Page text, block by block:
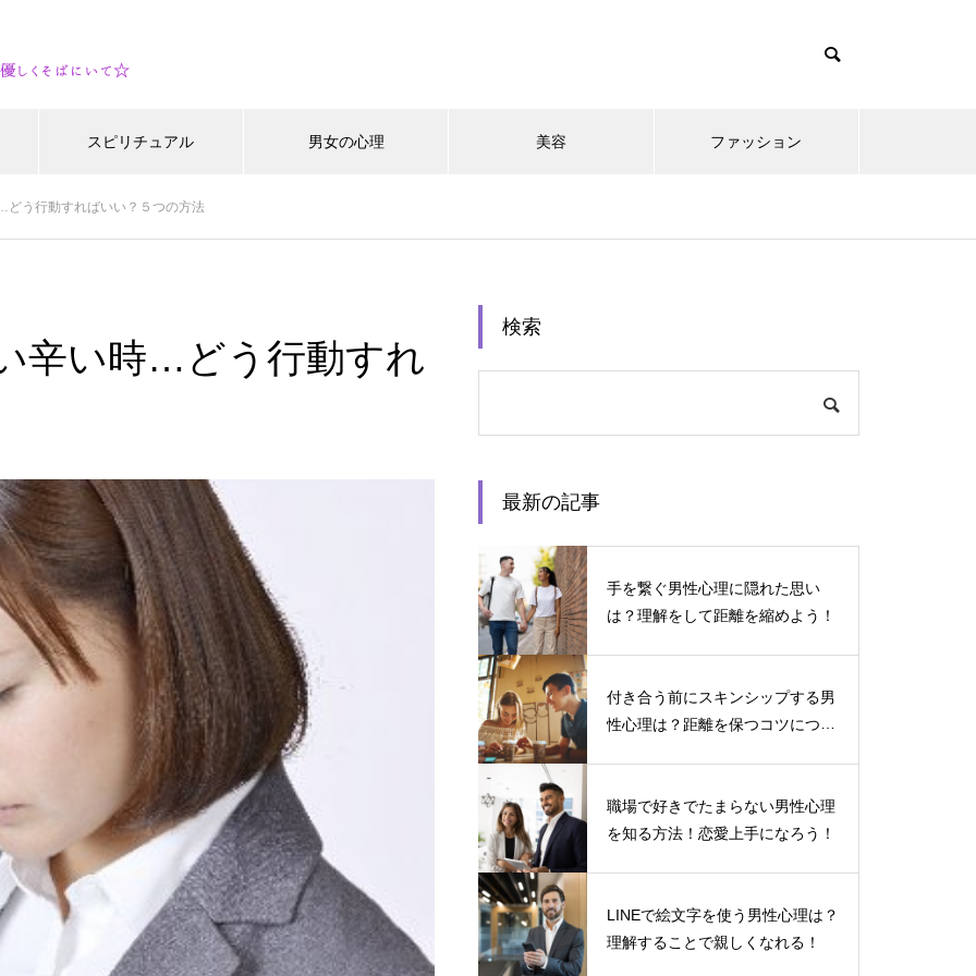
スピリチュアル 男女の心理 美容 ファッション
う行動すればいい？５つの方法
辛い時…どう行動すれ
検索
最新の記事
手を繋ぐ男性心理に隠れた思い
は？理解をして距離を縮めよう！
付き合う前にスキンシップする男
性心理は？距離を保つコツについ
職場で好きでたまらない男性心理
を知る方法！恋愛上手になろう！
LINEで絵文字を使う男性心理は？
理解することで親しくなれる！